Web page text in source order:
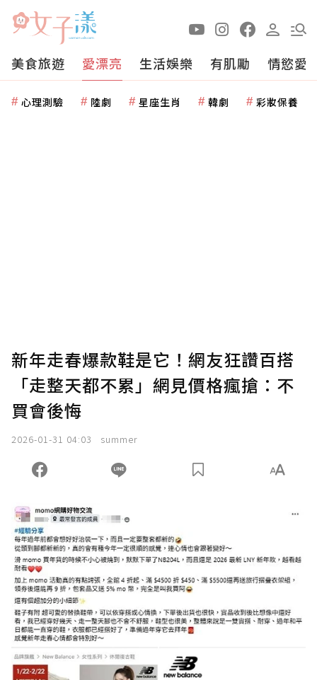
美食旅遊 愛漂亮 生活娛樂 有肌勵 情慾愛
心理測驗 陸劇 星座生肖 韓劇 彩妝保養
新年走春爆款鞋是它！網友狂讚百搭
「走整天都不累」網見價格瘋搶：不
買會後悔
2026-01-31 04:03 summer